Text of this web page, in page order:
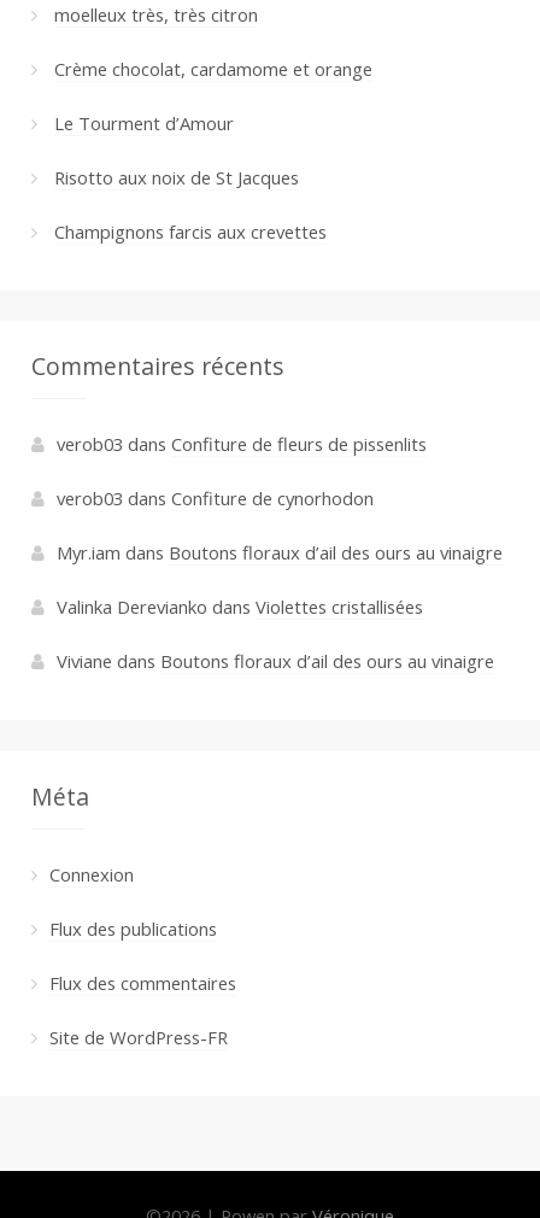
moelleux très, très citron
Crème chocolat, cardamome et orange
Le Tourment d’Amour
Risotto aux noix de St Jacques
Champignons farcis aux crevettes
Commentaires récents
verob03 dans Confiture de fleurs de pissenlits
verob03 dans Confiture de cynorhodon
Myr.iam dans Boutons floraux d’ail des ours au vinaigre
Valinka Derevianko dans Violettes cristallisées
Viviane dans Boutons floraux d’ail des ours au vinaigre
Méta
Connexion
Flux des publications
Flux des commentaires
Site de WordPress-FR